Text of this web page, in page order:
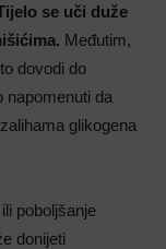
se uči duže
Međutim,
dovodi do
napomenuti da
glikogena
poboljšanje
donijeti